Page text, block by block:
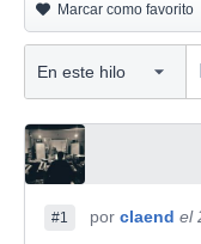
Marcar como favorito
#1 por claend el